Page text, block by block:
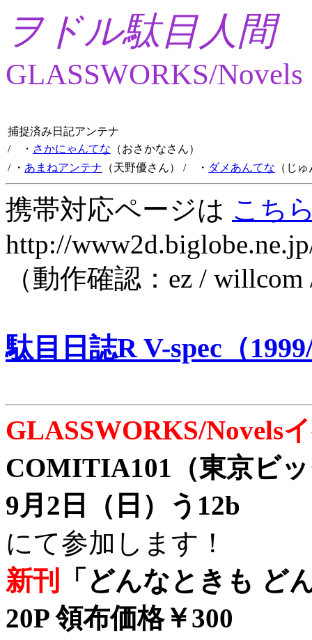
ヲドル駄目人間
GLASSWORKS/Novels
捕捉済み日記アンテナ
/ ・ さかにゃんてな （おさかなさん）
/ ・ あまねアンテナ （天野優さん） / ・ ダメあんてな （じ
携帯対応ページは こち
http://
（動作確認：ez /
駄目日誌R V-spec（
GLASSWORKS/Novels
COMITIA101（東京ビ
9月2日（日）う12b
にて参加します！
新刊
「どんなときも ど
20P 領布価格￥300